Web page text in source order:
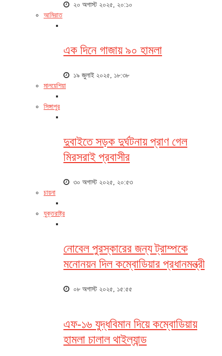
২০ অগাস্ট ২০২৫, ২০:১০
আমিরাত
এক দিনে গাজায় ৯০ হামলা
১৯ জুলাই ২০২৫, ১৮:৩৮
মালয়েশিয়া
সিঙ্গাপুর
দুবাইতে সড়ক দুর্ঘটনায় প্রাণ গেল
মিরসরাই প্রবাসীর
৩০ অগাস্ট ২০২৫, ২০:৫৩
চায়না
যুক্তরাষ্ট্র
নোবেল পুরস্কারের জন্য ট্রাম্পকে
মনোনয়ন দিল কম্বোডিয়ার প্রধানমন্ত্রী
০৮ অগাস্ট ২০২৫, ১৫:৫৫
এফ-১৬ যুদ্ধবিমান দিয়ে কম্বোডিয়ায়
হামলা চালাল থাইল্যান্ড